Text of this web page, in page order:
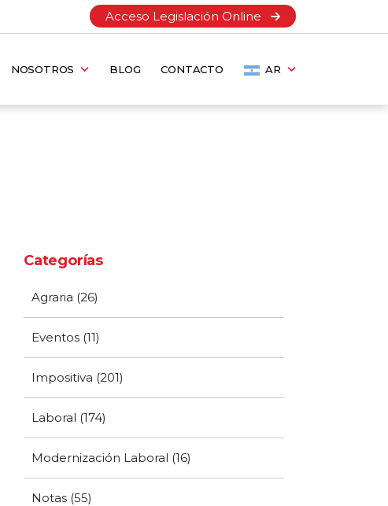
Acceso Legislación Online
NOSOTROS BLOG CONTACTO AR
Categorías
Agraria (26)
Eventos (11)
Impositiva (201)
Laboral (174)
Modernización Laboral (16)
Notas (55)